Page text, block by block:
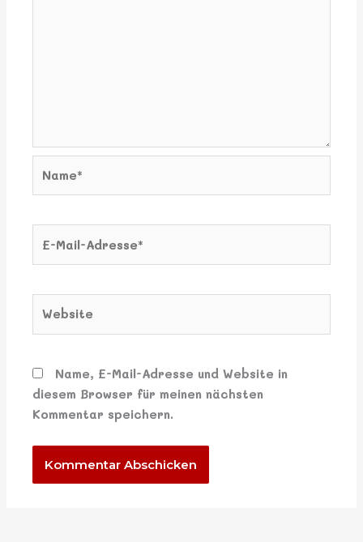
Mail-
Website
Name, E-Mail-Adresse und Website in
diesem Browser für meinen nächsten
Kommentar speichern.